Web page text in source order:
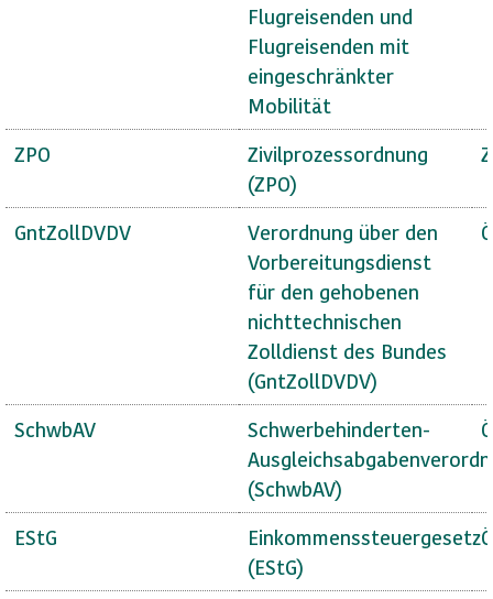
Flugreisenden und
Flugreisenden mit
eingeschränkter
Mobilität
ZPO
Zivilprozessordnung
(ZPO)
GntZollDVDV
Verordnung über den
Vorbereitungsdienst
für den gehobenen
nichttechnischen
Zolldienst des Bundes
(GntZollDVDV)
SchwbAV
Schwerbehinderten-
(SchwbAV)
EStG
Einkommenssteuergesetz
(EStG)